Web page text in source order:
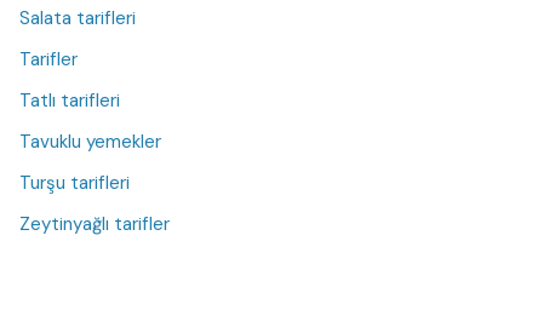
Salata tarifleri
Tarifler
Tatlı tarifleri
Tavuklu yemekler
Turşu tarifleri
Zeytinyağlı tarifler